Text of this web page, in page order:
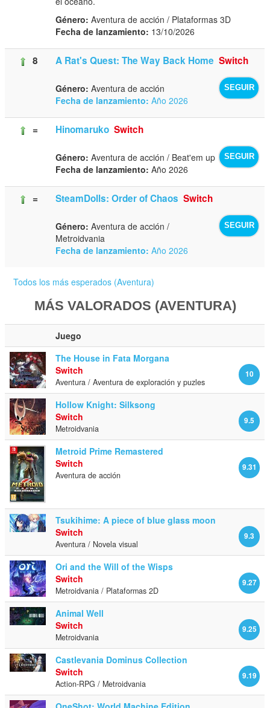
Género: Aventura de acción / Plataformas 3D
Fecha de lanzamiento: 13/10/2026
8 A Rat's Quest: The Way Back Home Switch
SEGUIR
Género: Aventura de acción
Fecha de lanzamiento: Año 2026
= Hinomaruko Switch
SEGUIR
Género: Aventura de acción / Beat'em up
Fecha de lanzamiento: Año 2026
= SteamDolls: Order of Chaos Switch
SEGUIR
Género: Aventura de acción /
Metroidvania
Fecha de lanzamiento: Año 2026
Todos los más esperados (Aventura)
MÁS VALORADOS (AVENTURA)
Juego
The House in Fata Morgana
10
Switch
Aventura / Aventura de exploración y puzles
Hollow Knight: Silksong
9.5
Switch
Metroidvania
Metroid Prime Remastered
9.31
Switch
Aventura de acción
Tsukihime: A piece of blue glass moon
9.3
Switch
Aventura / Novela visual
Ori and the Will of the Wisps
9.27
Switch
Metroidvania / Plataformas 2D
Animal Well
9.25
Switch
Metroidvania
Castlevania Dominus Collection
9.19
Switch
Action-RPG / Metroidvania